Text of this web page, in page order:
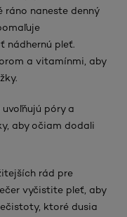
ráno naneste denný
nádhernú pleť.
a vitamínmi, aby
póry a
aby očiam dodali
rád pre
vyčistite pleť, aby
ktoré dusia